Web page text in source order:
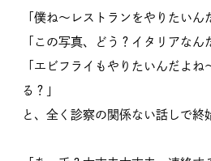
「僕ね〜レストランをやりたいん
「この写真、どう？イタリアなん
「エビフライもやりたいんだよね
る？」
と、全く診察の関係ない話しで終